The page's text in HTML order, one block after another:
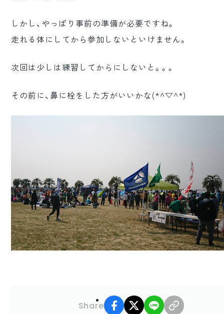
しかし、やっぱり事前の準備が必要ですね。
走れる体にしてから参加しないといけません。
次回は少しは練習してからにしないと。。。
その前に、鼻に栓をした方がいいかな(*^▽^*)
Share
facebook
X LINE